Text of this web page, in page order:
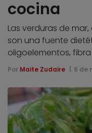
cocina
Las verduras de
son una fuente
oligoelementos,
Por Maite Zudaire 6 de